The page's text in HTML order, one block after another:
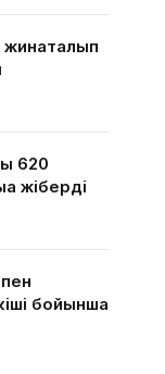
620
жіберді
пен
бойынша